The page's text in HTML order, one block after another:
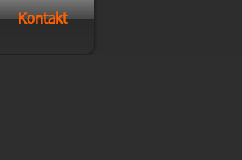
Kontakt